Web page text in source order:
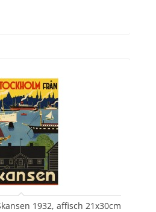
1932, affisch 21x30cm